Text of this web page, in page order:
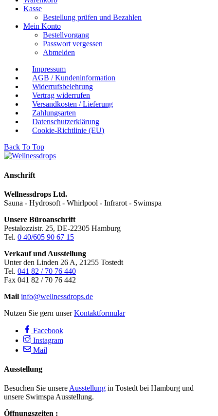
Kasse
Bestellung prüfen und Bezahlen
Mein Konto
Bestellvorgang
Passwort vergessen
Abmelden
Impressum
AGB / Kundeninformation
Widerrufsbelehrung
Vertrag widerrufen
Versandkosten / Lieferung
Zahlungsarten
Datenschutzerklärung
Cookie-Richtlinie (EU)
Back To Top
Anschrift
Wellnessdrops Ltd.
Sauna - Hydrosoft - Whirlpool - Infrarot - Swimspa
Unsere Büroanschrift
Pestalozzistr. 25, DE-22305 Hamburg
Tel. 0 40/605 90 67 15
Verkauf und Ausstellung
Unter den Linden 26 A, 21255 Tostedt
Tel. 041 82 / 70 76 440
Fax 041 82 / 70 76 442
Mail info@wellnessdrops.de
Nutzen Sie gern unserKontaktformular
Facebook
Instagram
Mail
Ausstellung
Besuchen Sie unsereAusstellung in Tostedt bei Hamburg und
unsere Swimspa Ausstellung.
Öffnungszeiten :